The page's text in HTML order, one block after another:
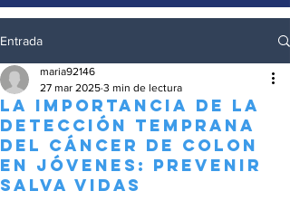
Entrada
La importancia de la
detección temprana
del cáncer de colon
en jóvenes: prevenir
salva vidas
maria92146
27 mar 2025 3 min de lectura